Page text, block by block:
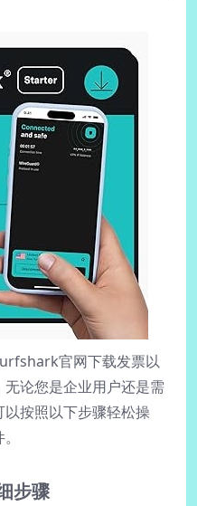
官网下载发票以
论您是企业用户还是需
按照以下步骤轻松操
步骤